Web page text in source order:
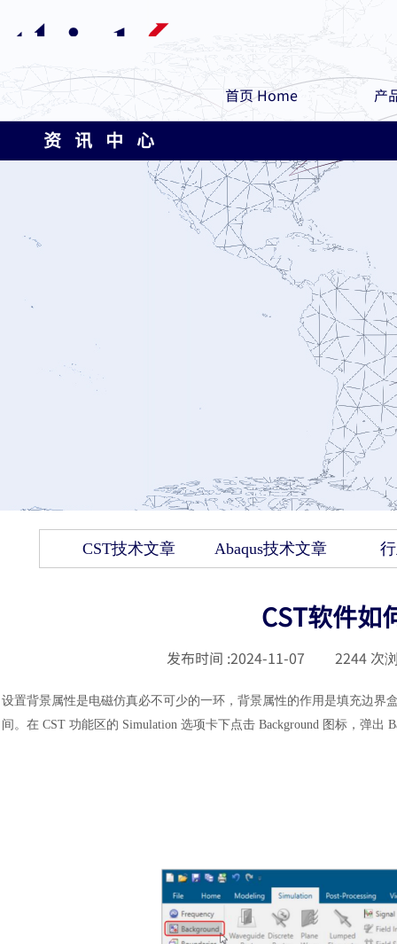
首页 Home 产
资 讯 中 心
CST技术文章 Abaqus技术文章
CST软件如
发布时间 :2024-11-07 2244 次
设置背景属性是电磁仿真必不可少的一环，背景属性的作用是填充边界
间。在 CST 功能区的 Simulation 选项卡下点击 Background 图标，弹出